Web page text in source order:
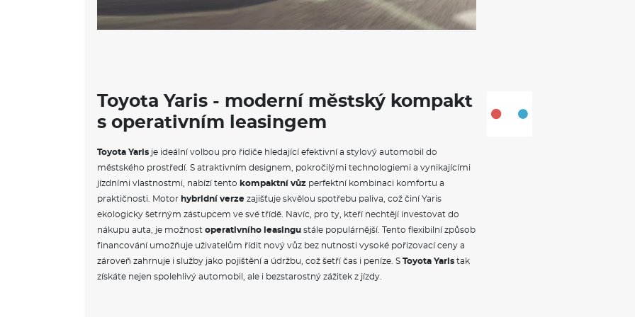
Toyota Yaris - moderní městský kompakt
s operativním leasingem
Toyota Yaris je ideální volbou pro řidiče hledající efektivní a stylový automobil do
městského prostředí. S atraktivním designem, pokročilými technologiemi a vynikajícími
jízdními vlastnostmi, nabízí tento kompaktní vůz perfektní kombinaci komfortu a
praktičnosti. Motor hybridní verze zajišťuje skvělou spotřebu paliva, což činí Yaris
ekologicky šetrným zástupcem ve své třídě. Navíc, pro ty, kteří nechtějí investovat do
nákupu auta, je možnost operativního leasingu stále populárnější. Tento flexibilní způsob
financování umožňuje uživatelům řídit nový vůz bez nutnosti vysoké pořizovací ceny a
zároveň zahrnuje i služby jako pojištění a údržbu, což šetří čas i peníze. S Toyota Yaris tak
získáte nejen spolehlivý automobil, ale i bezstarostný zážitek z jízdy.